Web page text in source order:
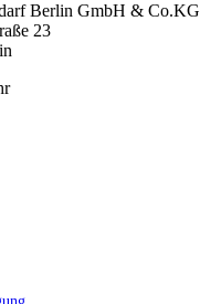
Berlin GmbH & Co.KG
23